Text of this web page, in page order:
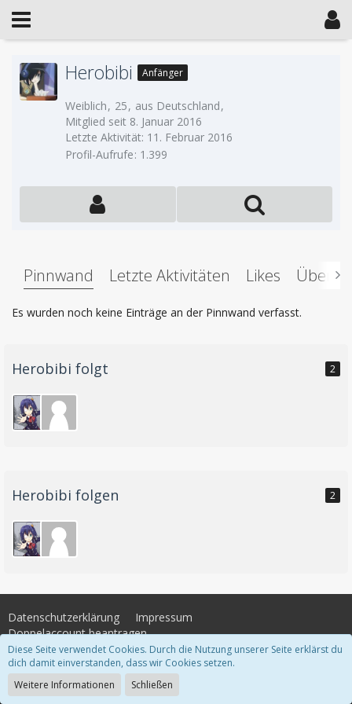
Herobibi Anfänger
Weiblich 25
aus Deutschland
Mitglied seit 8. Januar 2016
Letzte Aktivität: 11. Februar 2016
Profil-Aufrufe 1.399
Pinnwand Letzte Aktivitäten Likes Über
Es wurden noch keine Einträge an der Pinnwand verfasst.
Herobibi folgt 2
Herobibi folgen 2
Datenschutzerklärung
Impressum
Doppelaccount beantragen
Community-Software:
Diese Seite verwendet Cookies. Durch die Nutzung unserer Seite erklärst du
dich damit einverstanden, dass wir Cookies setzen.
Weitere Informationen
Schließen